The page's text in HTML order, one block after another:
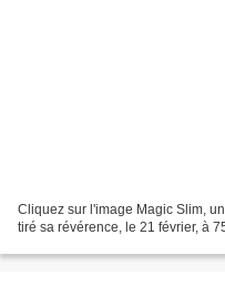
Cliquez sur l'image Magic Slim,
tiré sa révérence, le 21 février, à